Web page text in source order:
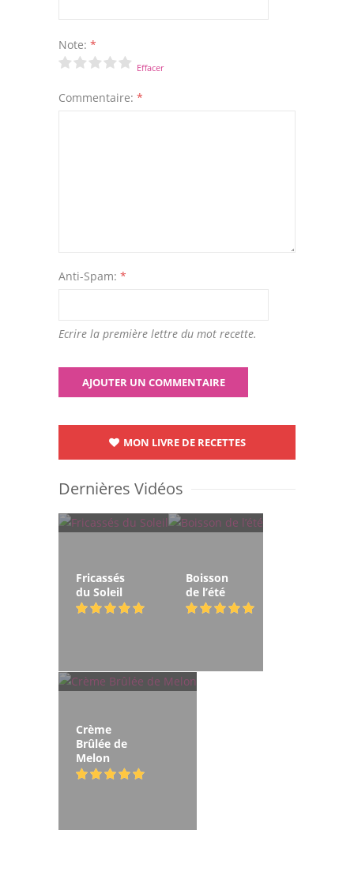
Note: *
Effacer
Commentaire: *
Anti-Spam: *
Ecrire la première lettre du mot recette.
MON LIVRE DE RECETTES
Dernières Vidéos
Fricassés
du Soleil
Boisson
de l’été
Crème
Brûlée de
Melon